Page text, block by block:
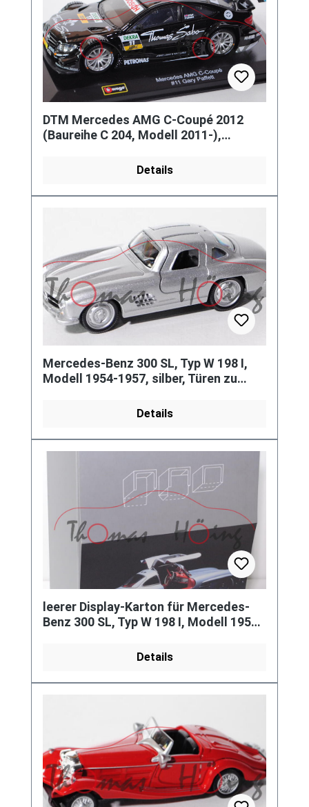
DTM Mercedes AMG C-Coupé 2012
(Baureihe C 204, Modell 2011-),
Details
Mercedes-Benz 300 SL, Typ W 198 I,
Modell 1954-1957, silber, Türen zu
Details
leerer Display-Karton für Mercedes-
Benz 300 SL, Typ W 198 I, Modell 1954-
Details